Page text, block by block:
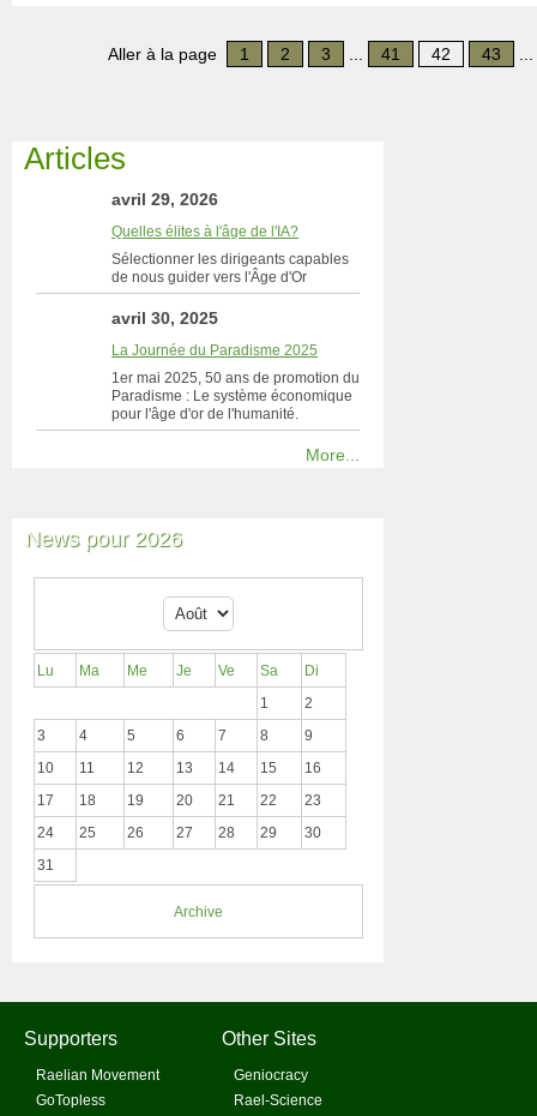
Aller à la page 1 2 3 41 42 43
Articles
avril 29, 2026
Quelles élites à l'âge de l'IA?
Sélectionner les dirigeants capables
de nous guider vers l'Âge d'Or
avril 30, 2025
La Journée du Paradisme 2025
1er mai 2025, 50 ans de promotion du
Paradisme : Le système économique
pour l'âge d'or de l'humanité.
More...
News pour 2026
Lu Ma Me Je Ve Sa
Di
1
2
3
4 5 6 7 8
9
10
11 12 13 14 15
16
17
18 19 20 21 22
23
24
25 26 27 28 29
30
31
Archive
Supporters
Raelian Movement
GoTopless
Other Sites
Geniocracy
Rael-Science